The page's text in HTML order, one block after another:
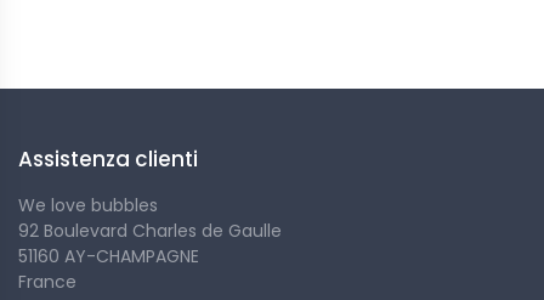
un evento.
Assistenza clienti
We love bubbles
92 Boulevard Charles de Gaulle
51160 AY-CHAMPAGNE
France